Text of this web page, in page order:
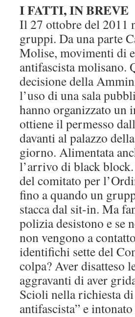
I FATTI, IN BREVE
Il 27 ottobre del 2011
gruppi. Da una parte
Molise, movimenti di
antifascista molisano.
decisione della
l’uso di una sala
hanno organizzato un
ottiene il permesso
davanti al palazzo
giorno. Alimentata
l’arrivo di black
del comitato per
fino a quando un
stacca dal sit-in. Ma
polizia desistono e se
non vengono a
identifichi sette del
colpa? Aver disatteso
aggravanti di aver
Scioli nella richiesta
antifascista” e